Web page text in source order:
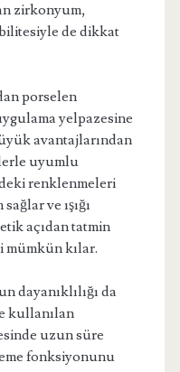
zirkonyum,
de dikkat
porselen
yelpazesine
avantajlarından
uyumlu
renklenmeleri
ve ışığı
açıdan tatmin
mümkün kılar.
dayanıklılığı da
kullanılan
uzun süre
fonksiyonunu